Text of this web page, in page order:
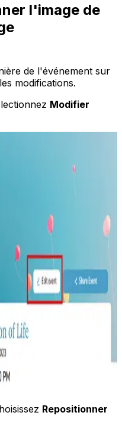
l'image de
de l'événement sur
modifications.
Modifier
Repositionner